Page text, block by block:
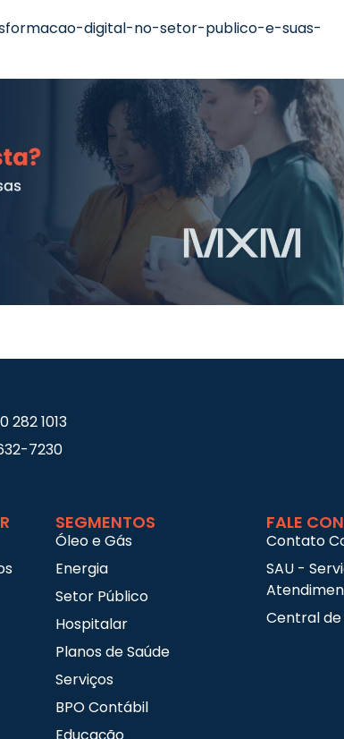
digital-no-setor-publico-e-suas-
1013
7230
SEGMENTOS
Óleo e Gás
Energia
Setor Público
Hospitalar
Planos de Saúde
Serviços
BPO Contábil
Educação
FALE
Contato
SAU -
Central